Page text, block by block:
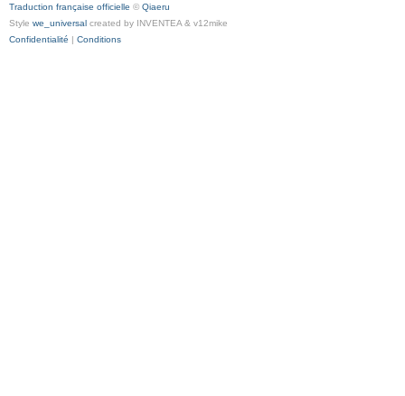
Traduction française officielle © Qiaeru
Style we_universal created by INVENTEA & v12mike
Confidentialité | Conditions